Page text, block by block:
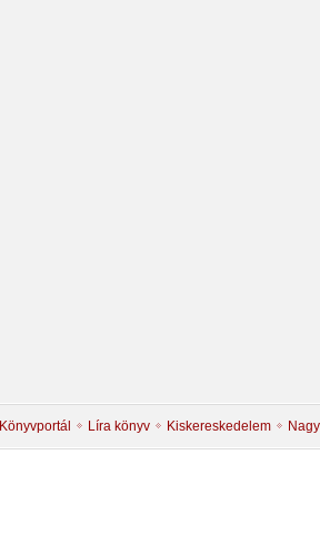
Könyvportál Líra könyv Kiskereskedelem